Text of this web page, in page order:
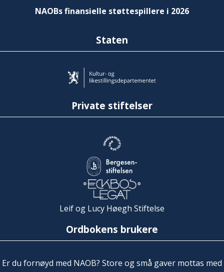
NAOBs finansielle støttespillere i 2026
Staten
Private stiftelser
Leif og Lucy Høegh Stiftelse
Ordbokens brukere
Er du fornøyd med NAOB? Store og små gaver mottas med